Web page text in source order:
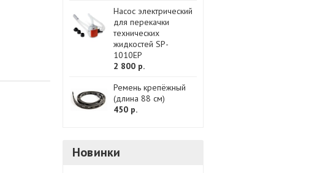
Насос электрический
для перекачки
технических
жидкостей SP-
1010EP
2 800 р.
Ремень крепёжный
(длина 88 см)
450 р.
Новинки